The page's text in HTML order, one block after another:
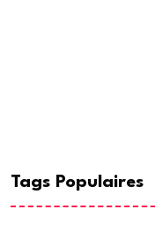
Tags Populaires